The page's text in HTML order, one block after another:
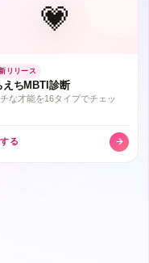
💗
リリース
えちMBTI診断
な才能を16タイプでチェッ
る